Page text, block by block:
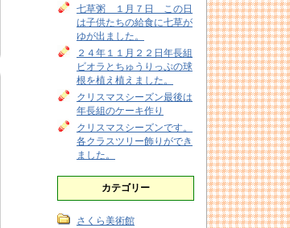
七草粥 １月７日 この日
は子供たちの給食に七草が
ゆが出ました。
２４年１１月２２日年長組
ビオラとちゅうりっぷの球
根を植え植えました。
クリスマスシーズン最後は
年長組のケーキ作り
クリスマスシーズンです。
各クラスツリー飾りができ
ました。
カテゴリー
さくら美術館